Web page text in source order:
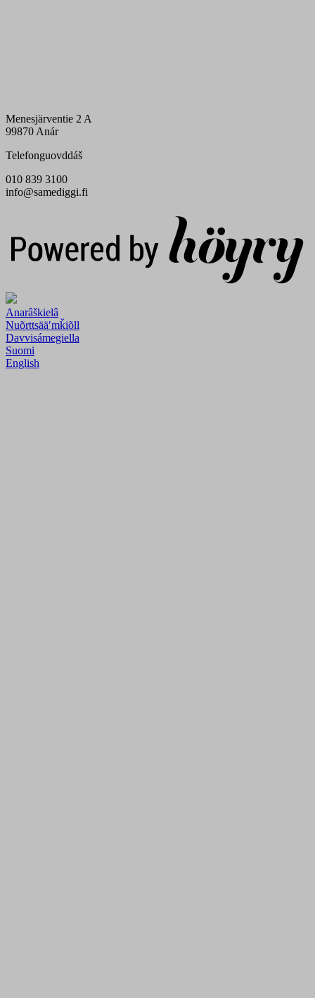
Menesjärventie 2 A
99870 Anár
Telefonguovddáš
010 839 3100
info@samediggi.fi
Anarâškielâ
Nuõrttsääʹmǩiõll
Davvisámegiella
Suomi
English